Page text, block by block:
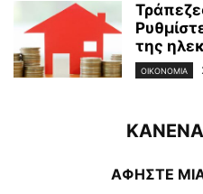
της
ΟΙΚΟΝΟΜΊΑ
ΑΦΗΣΤΕ